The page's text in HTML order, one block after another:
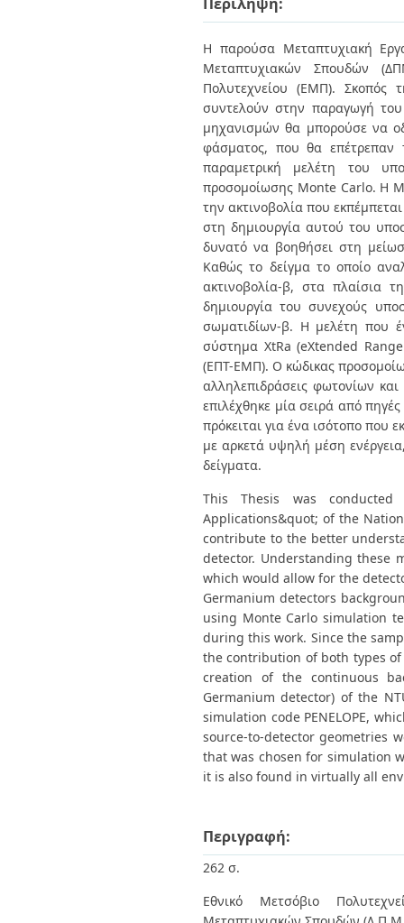
Η παρούσα Μεταπτυχιακή
Μεταπτυχιακών Σπουδών
Πολυτεχνείου (ΕΜΠ).
συντελούν στην παραγωγή
μηχανισμών θα μπορούσε να
φάσματος, που θα επέτρεπαν
παραμετρική μελέτη του
προσομοίωσης Monte Carlo. Η
την ακτινοβολία που
στη δημιουργία αυτού του
δυνατό να βοηθήσει στη
Καθώς το δείγμα το οποίο
ακτινοβολία-β, στα πλαίσια
δημιουργία του συνεχούς
σωματιδίων-β. Η μελέτη που
σύστημα XtRa (eXtended
(ΕΠΤ-ΕΜΠ). Ο κώδικας
αλληλεπιδράσεις φωτονίων
επιλέχθηκε μία σειρά από
πρόκειται για ένα ισότοπο που
με αρκετά υψηλή μέση
δείγματα.
This Thesis was conducted
Applications&quot; of the
contribute to the better
detector. Understanding these
which would allow for the
Germanium detectors
using Monte Carlo simulation
during this work. Since the
the contribution of both types
creation of the continuous
Germanium detector) of the
simulation code PENELOPE,
source-to-detector geometries
that was chosen for simulation
it is also found in virtually all
Περιγραφή:
262 σ.
Εθνικό Μετσόβιο